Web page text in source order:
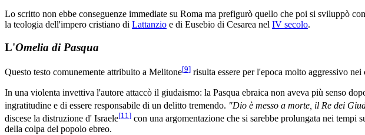
Lo scritto non ebbe conseguenze immediate su Roma ma prefigurò quello che poi si sviluppò con
la teologia dell'impero cristiano di Lattanzio e di Eusebio di Cesarea nel IV secolo.
L'Omelia di Pasqua
Questo testo comunemente attribuito a Melitone[9] risulta essere per l'epoca molto aggressivo
In una violenta invettiva l'autore attaccò il giudaismo: la Pasqua ebraica non aveva più senso
ingratitudine e di essere responsabile di un delitto tremendo. "Dio è messo a morte, il Re dei
discese la distruzione d' Israele[11] con una argomentazione che si sarebbe prolungata nei tempi
della colpa del popolo ebreo.